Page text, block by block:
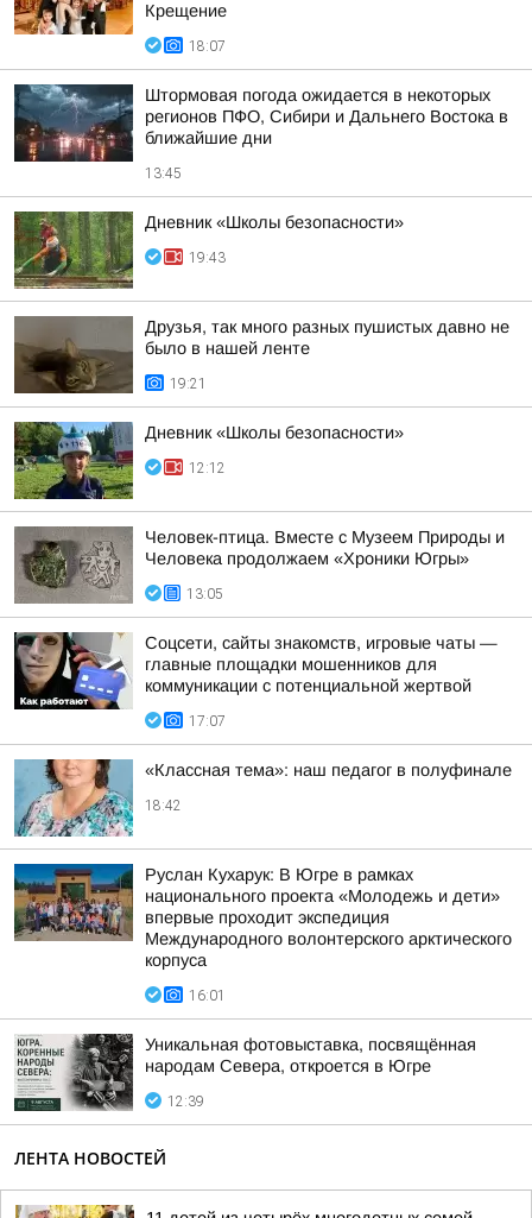
Крещение
18:07
Штормовая погода ожидается в некоторых
регионов ПФО, Сибири и Дальнего Востока в
ближайшие дни
13:45
Дневник «Школы безопасности»
19:43
Друзья, так много разных пушистых давно не
было в нашей ленте
19:21
Дневник «Школы безопасности»
12:12
Человек-птица. Вместе с Музеем Природы и
Человека продолжаем «Хроники Югры»
13:05
Соцсети, сайты знакомств, игровые чаты —
главные площадки мошенников для
коммуникации с потенциальной жертвой
17:07
«Классная тема»: наш педагог в полуфинале
18:42
Руслан Кухарук: В Югре в рамках
национального проекта «Молодежь и дети»
впервые проходит экспедиция
Международного волонтерского арктического
корпуса
16:01
Уникальная фотовыставка, посвящённая
народам Севера, откроется в Югре
12:39
ЛЕНТА НОВОСТЕЙ